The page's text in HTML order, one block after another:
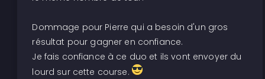
Dommage pour Pierre qui a besoin d'un gros
résultat pour gagner en confiance.
Je fais confiance à ce duo et ils vont envoyer du
lourd sur cette course.